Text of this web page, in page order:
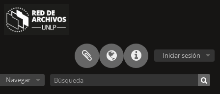
Iniciar sesión
Navegar